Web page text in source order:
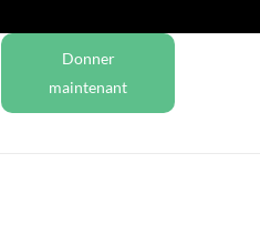
Donner
maintenant